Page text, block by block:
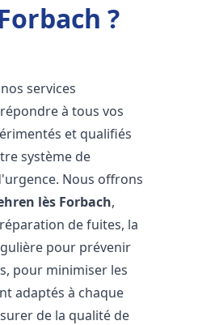
?
services
à tous vos
et qualifiés
système de
Nous offrons
lès Forbach,
de fuites, la
pour prévenir
pour minimiser les
adaptés à chaque
de la qualité de